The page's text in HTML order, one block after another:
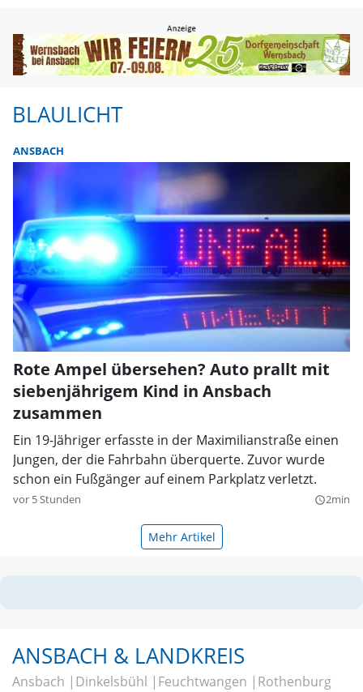
BLAULICHT
ANSBACH
Rote Ampel übersehen? Auto prallt mit
siebenjährigem Kind in Ansbach
zusammen
Ein 19-Jähriger erfasste in der Maximilianstraße einen
Jungen, der die Fahrbahn überquerte. Zuvor wurde
schon ein Fußgänger auf einem Parkplatz verletzt.
vor 5 Stunden query_builder2min
Mehr Artikel
ANSBACH & LANDKREIS
Ansbach Dinkelsbühl Feuchtwangen Rothenburg